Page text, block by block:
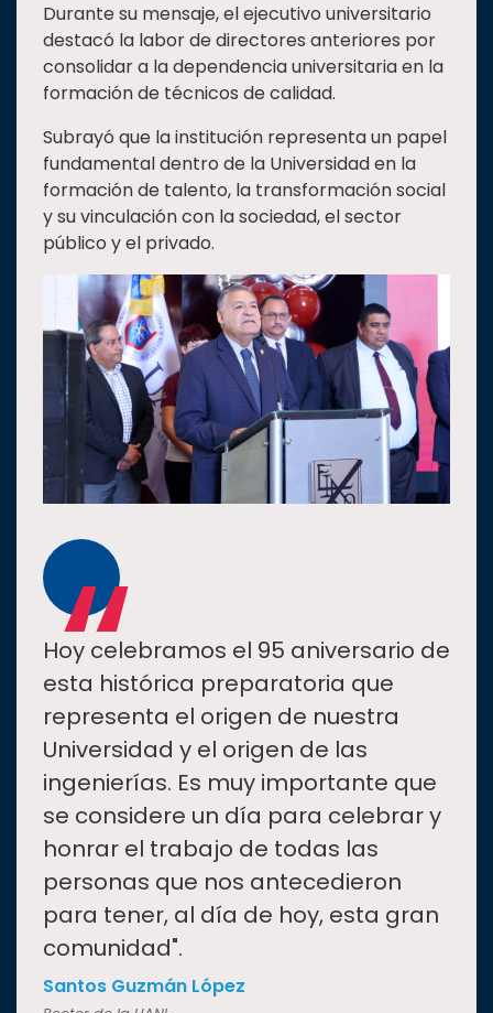
social
Vinculación
Historia
Universiada
Nacional
Durante su mensaje, el ejecutivo universitario
destacó la labor de directores anteriores por
consolidar a la dependencia universitaria en la
formación de técnicos de calidad.
Subrayó que la institución representa un papel
fundamental dentro de la Universidad en la
formación de talento, la transformación social
y su vinculación con la sociedad, el sector
público y el privado.
“
Hoy celebramos el 95 aniversario de
esta histórica preparatoria que
representa el origen de nuestra
Universidad y el origen de las
ingenierías. Es muy importante que
se considere un día para celebrar y
honrar el trabajo de todas las
personas que nos antecedieron
para tener, al día de hoy, esta gran
comunidad".
Santos Guzmán López